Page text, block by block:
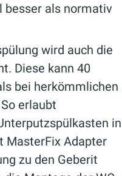
besser als normativ
wird auch die
Diese kann 40
bei herkömmlichen
erlaubt
in
MasterFix Adapter
zu den Geberit